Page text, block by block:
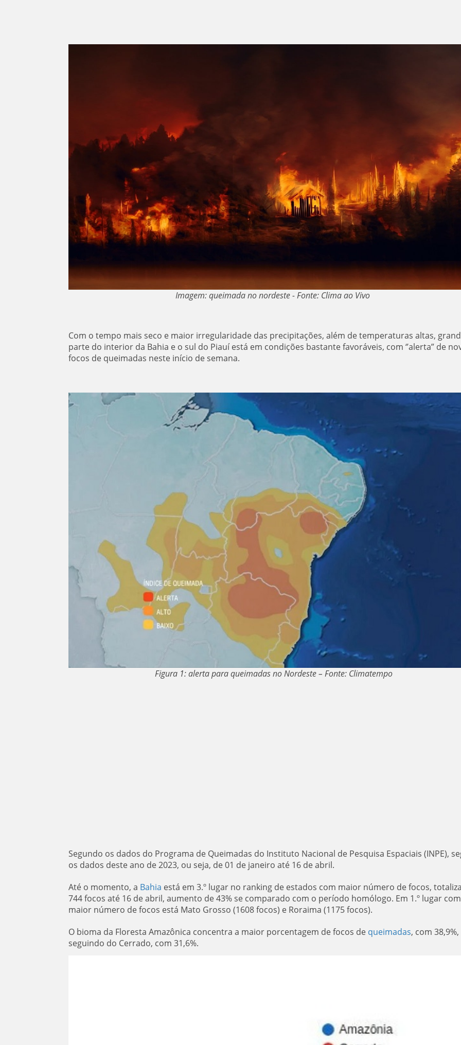
Imagem: queimada no nordeste - Fonte: Clima ao Vivo
Com o tempo mais seco e maior irregularidade das precipitações, além de temperaturas altas,
parte do interior da Bahia e o sul do Piauí está em condições bastante favoráveis, com ‘’alerta” de
focos de queimadas neste início de semana.
Figura 1: alerta para queimadas no Nordeste – Fonte: Climatempo
Segundo os dados do Programa de Queimadas do Instituto Nacional de Pesquisa Espaciais (INPE),
os dados deste ano de 2023, ou seja, de 01 de janeiro até 16 de abril.
Até o momento, a Bahia está em 3.º lugar no ranking de estados com maior número de focos,
744 focos até 16 de abril, aumento de 43% se comparado com o período homólogo. Em 1.º lugar com
maior número de focos está Mato Grosso (1608 focos) e Roraima (1175 focos).
O bioma da Floresta Amazônica concentra a maior porcentagem de focos de queimadas, com 38,9%,
seguindo do Cerrado, com 31,6%.